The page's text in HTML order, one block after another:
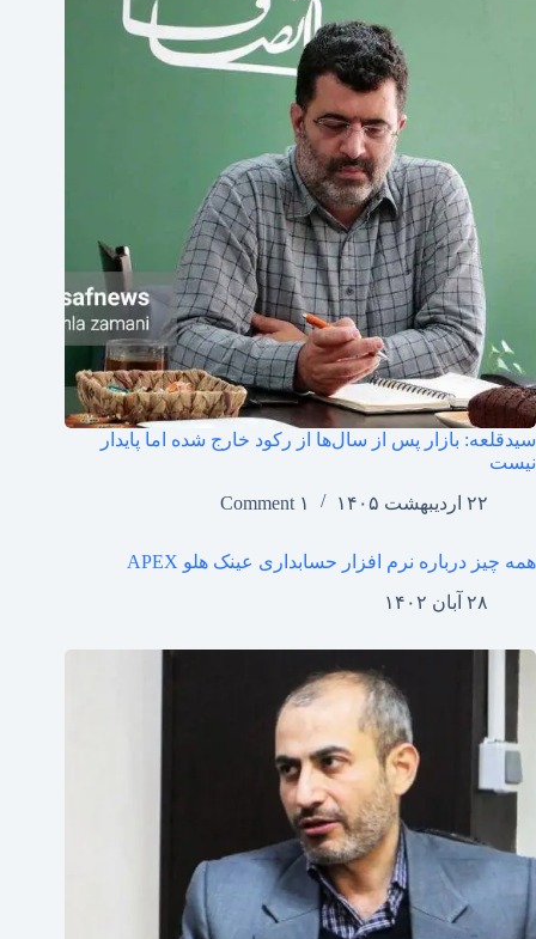
سیدقلعه: بازار پس از سال‌ها از رکود خارج شده اما پایدار
نیست
۲۲ اردیبهشت ۱۴۰۵
۱ Comment
همه چیز درباره نرم افزار حسابداری عینک هلو APEX
۲۸ آبان ۱۴۰۲